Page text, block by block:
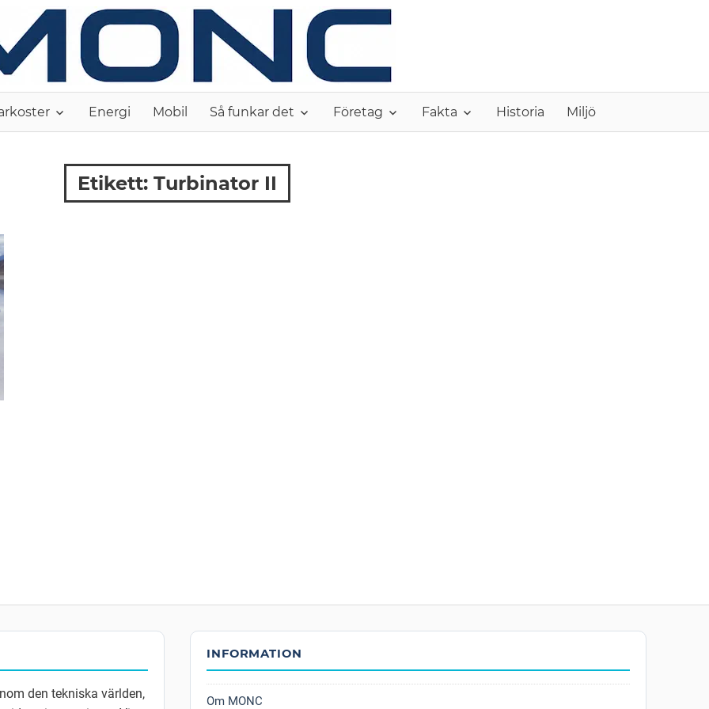
Energi Mobil Så funkar det Företag Fakta Historia Miljö
Etikett: Turbinator II
den tekniska världen,
INFORMATION
Om MONC